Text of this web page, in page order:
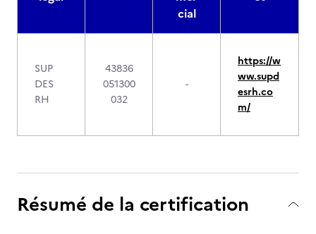
cial
SUP
DES
RH
43836
051300
032
-
https://w
ww.supd
esrh.co
m/
Résumé de la certification